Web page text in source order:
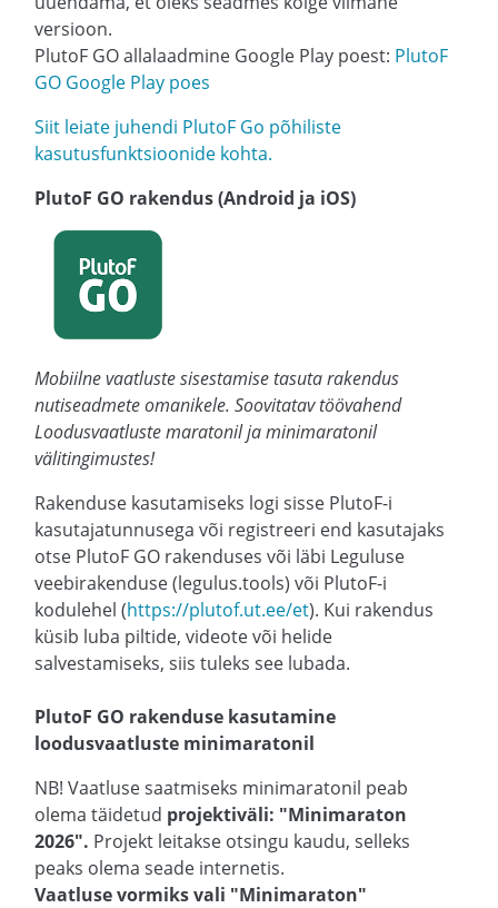
versioon.
PlutoF GO allalaadmine Google Play poest: PlutoF
GO Google Play poes
Siit leiate juhendi PlutoF Go põhiliste
kasutusfunktsioonide kohta.
PlutoF GO rakendus (Android ja iOS)
Mobiilne vaatluste sisestamise tasuta rakendus
nutiseadmete omanikele. Soovitatav töövahend
Loodusvaatluste maratonil ja minimaratonil
välitingimustes!
Rakenduse kasutamiseks logi sisse PlutoF-i
kasutajatunnusega või registreeri end kasutajaks
otse PlutoF GO rakenduses või läbi Leguluse
veebirakenduse (legulus.tools) või PlutoF-i
kodulehel (https://plutof.ut.ee/et). Kui rakendus
küsib luba piltide, videote või helide
salvestamiseks, siis tuleks see lubada.
PlutoF GO rakenduse kasutamine
loodusvaatluste minimaratonil
NB! Vaatluse saatmiseks minimaratonil peab
olema täidetud projektiväli: "Minimaraton
2026". Projekt leitakse otsingu kaudu, selleks
peaks olema seade internetis.
Vaatluse vormiks vali "Minimaraton"